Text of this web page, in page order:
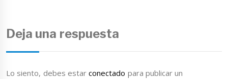
Deja una respuesta
Lo siento, debes estarconectado para publicar un